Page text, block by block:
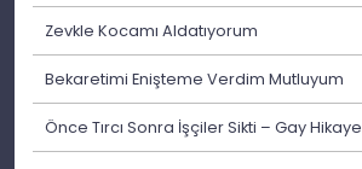
Zevkle Kocamı Aldatıyorum
Bekaretimi Enişteme Verdim Mutluyum
Önce Tırcı Sonra İşçiler Sikti – Gay Hikaye